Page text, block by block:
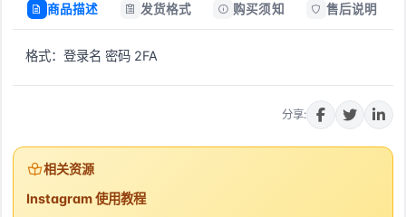
商品描述 发货格式 购买须知 售后说明
格式：登录名 密码 2FA
分享:
相关资源
Instagram 使用教程